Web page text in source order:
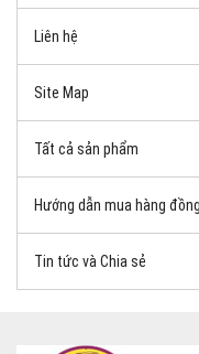
Liên hệ
Site Map
Tất cả sản phẩm
Hướng dẫn mua hàng
Tin tức và Chia sẻ